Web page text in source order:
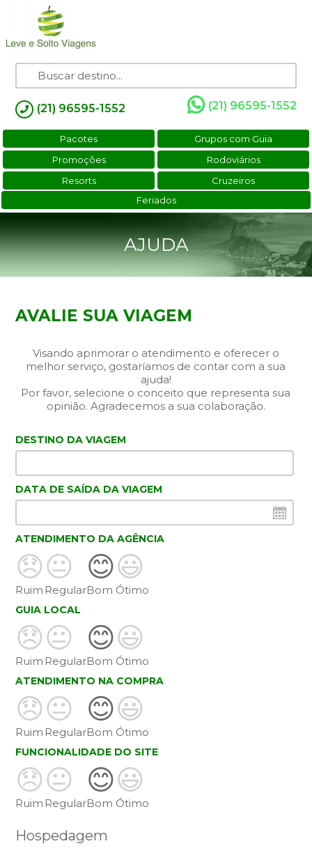
(21) 96595-1552 (21) 96595-1552
Pacotes
Grupos com Guia
Promoções
Rodoviários
Resorts
Cruzeiros
Feriados
AJUDA
AVALIE SUA VIAGEM
Visando aprimorar o atendimento e oferecer o
melhor serviço, gostaríamos de contar com a sua
ajuda!
Por favor, selecione o conceito que representa sua
opinião. Agradecemos a sua colaboração.
DESTINO DA VIAGEM
DATA DE SAÍDA DA VIAGEM
ATENDIMENTO DA AGÊNCIA
😞
Ruim
😐
Regular
😊
Bom
😃
Ótimo
GUIA LOCAL
😞
Ruim
😐
Regular
😊
Bom
😃
Ótimo
ATENDIMENTO NA COMPRA
😞
Ruim
😐
Regular
😊
Bom
😃
Ótimo
FUNCIONALIDADE DO SITE
😞
Ruim
😐
Regular
😊
Bom
😃
Ótimo
Hospedagem